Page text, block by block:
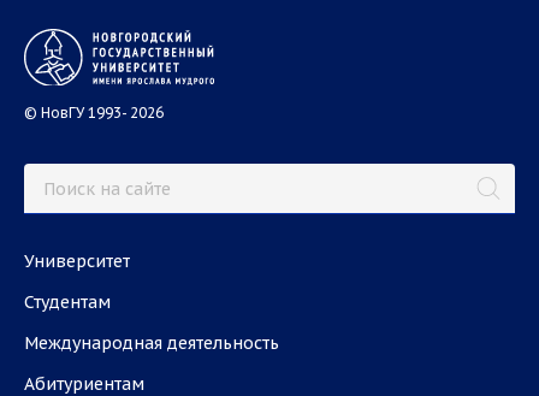
© НовГУ 1993- 2026
Университет
Студентам
Международная деятельность
Абитуриентам